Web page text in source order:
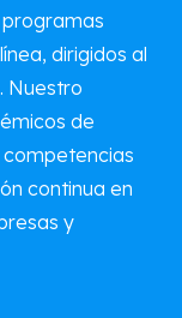
dirigidos al
Nuestro
de
continua en
y